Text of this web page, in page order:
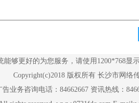
能够更好的为您服务，请使用1200*768显
Copyright(c)2018 版权所有 长沙市网络
业务咨询电话：84662667 资讯热线：